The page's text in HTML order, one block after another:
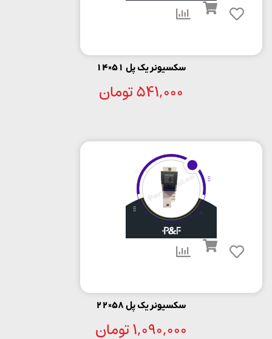
سکسیونر یک پل 51×14
541,000تومان
سکسیونر یک پل 58×22
1,090,000تومان